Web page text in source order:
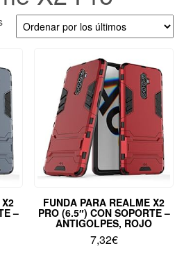
Ordenado
por
–
FUNDA PARA REALME X2
PRO (6.5″) CON SOPORTE –
ANTIGOLPES, ROJO
7,32€